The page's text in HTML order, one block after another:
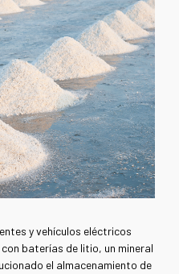
y vehículos eléctricos
baterías de litio, un mineral
el almacenamiento de